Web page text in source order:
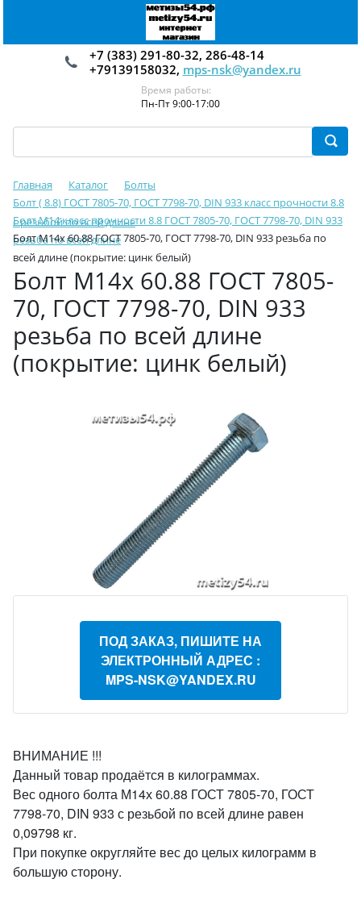
+7 (383) 291-80-32, 286-48-14
+79139158032, mps-nsk@yandex.ru
Время работы:
Пн-Пт 9:00-17:00
Главная Каталог
Болты
Болт ( 8.8) ГОСТ 7805-70, ГОСТ 7798-70, DIN 933 класс прочности 8.8
с резьбой по всей длине
Болт М14 класс прочности 8.8 ГОСТ 7805-70, ГОСТ 7798-70, DIN 933
резьба по всей длине
Болт М14х 60.88 ГОСТ 7805-70, ГОСТ 7798-70, DIN 933 резьба по
всей длине (покрытие: цинк белый)
Болт М14х 60.88 ГОСТ 7805-
70, ГОСТ 7798-70, DIN 933
резьба по всей длине
(покрытие: цинк белый)
ПОД ЗАКАЗ, ПИШИТЕ НА
ЭЛЕКТРОННЫЙ АДРЕС :
MPS-NSK@YANDEX.RU
ВНИМАНИЕ !!!
Данный товар продаётся в килограммах.
Вес одного болта М14х 60.88 ГОСТ 7805-70, ГОСТ
7798-70, DIN 933 с резьбой по всей длине равен
0,09798 кг.
При покупке округляйте вес до целых килограмм в
большую сторону.